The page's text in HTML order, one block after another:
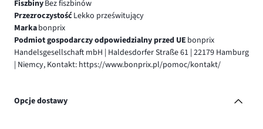
FiszbinyBez fiszbinów
PrzezroczystośćLekko prześwitujący
Markabonprix
Podmiot gospodarczy odpowiedzialny przed UE bonprix
Handelsgesellschaft mbH | Haldesdorfer Straße 61 | 22179 Hamburg
| Niemcy, Kontakt: https://www.bonprix.pl/pomoc/kontakt/
Opcje dostawy